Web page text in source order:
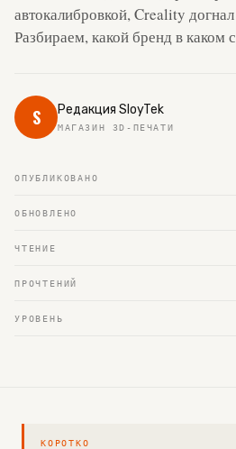
автокалибровкой, Creality
Разбираем, какой бренд в каком
S Редакция SloyTek
МАГАЗИН 3D-ПЕЧАТИ
ОПУБЛИКОВАНО
ОБНОВЛЕНО
ЧТЕНИЕ
ПРОЧТЕНИЙ
УРОВЕНЬ
КОРОТКО